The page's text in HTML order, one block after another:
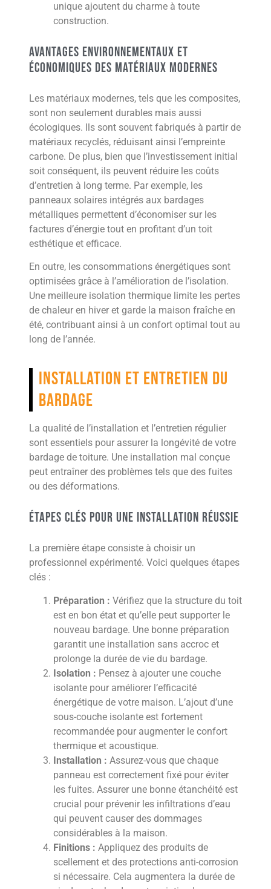
unique ajoutent du charme à toute
construction.
Avantages environnementaux et
économiques des matériaux modernes
Les matériaux modernes, tels que les composites,
sont non seulement durables mais aussi
écologiques. Ils sont souvent fabriqués à partir de
matériaux recyclés, réduisant ainsi l’empreinte
carbone. De plus, bien que l’investissement initial
soit conséquent, ils peuvent réduire les coûts
d’entretien à long terme. Par exemple, les
panneaux solaires intégrés aux bardages
métalliques permettent d’économiser sur les
factures d’énergie tout en profitant d’un toit
esthétique et efficace.
En outre, les consommations énergétiques sont
optimisées grâce à l’amélioration de l’isolation.
Une meilleure isolation thermique limite les pertes
de chaleur en hiver et garde la maison fraîche en
été, contribuant ainsi à un confort optimal tout au
long de l’année.
Installation et entretien du
bardage
La qualité de l’installation et l’entretien régulier
sont essentiels pour assurer la longévité de votre
bardage de toiture. Une installation mal conçue
peut entraîner des problèmes tels que des fuites
ou des déformations.
Étapes clés pour une installation réussie
La première étape consiste à choisir un
professionnel expérimenté. Voici quelques étapes
clés :
Préparation : Vérifiez que la structure du toit
est en bon état et qu’elle peut supporter le
nouveau bardage. Une bonne préparation
garantit une installation sans accroc et
prolonge la durée de vie du bardage.
Isolation : Pensez à ajouter une couche
isolante pour améliorer l’efficacité
énergétique de votre maison. L’ajout d’une
sous-couche isolante est fortement
recommandée pour augmenter le confort
thermique et acoustique.
Installation : Assurez-vous que chaque
panneau est correctement fixé pour éviter
les fuites. Assurer une bonne étanchéité est
crucial pour prévenir les infiltrations d’eau
qui peuvent causer des dommages
considérables à la maison.
Finitions : Appliquez des produits de
scellement et des protections anti-corrosion
si nécessaire. Cela augmentera la durée de